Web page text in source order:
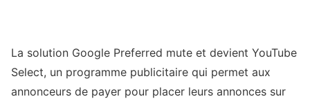
La solution Google Preferred mute et devient YouTube
Select, un programme publicitaire qui permet aux
annonceurs de payer pour placer leurs annonces sur